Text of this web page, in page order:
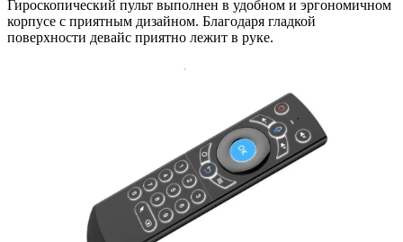
Гироскопический пульт выполнен в удобном и эргономичном
корпусе с приятным дизайном. Благодаря гладкой
поверхности девайс приятно лежит в руке.